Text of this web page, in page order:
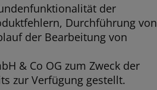
der
Durchführung von
der Bearbeitung von
& Co OG zum Zweck der
zur Verfügung gestellt.